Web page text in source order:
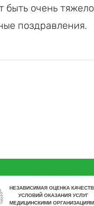
быть очень тяжело
поздравления.